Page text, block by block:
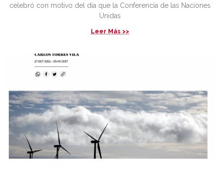
celebró con motivo del día que la Conferencia de las Naciones
Unidas
Leer Más >>